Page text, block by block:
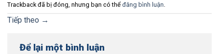
Trackback đã bị đóng, nhưng bạn có thể đăng bình luận
Tiếp theo →
Để lại một bình luận